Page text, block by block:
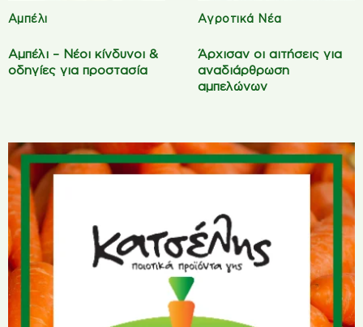
Αμπέλι
Αμπέλι – Νέοι κίνδυνοι &
οδηγίες για προστασία
Αγροτικά Νέα
Άρχισαν οι αιτήσεις για
αναδιάρθρωση
αμπελώνων